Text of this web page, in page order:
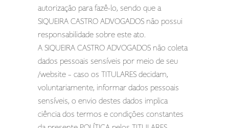
autorização para fazê-lo, sendo que a
SIQUEIRA CASTRO ADVOGADOS não possui
responsabilidade sobre este ato.
A SIQUEIRA CASTRO ADVOGADOS não coleta
dados pessoais sensíveis por meio de seu
/website – caso os TITULARES decidam,
voluntariamente, informar dados pessoais
sensíveis, o envio destes dados implica
ciência dos termos e condições constantes